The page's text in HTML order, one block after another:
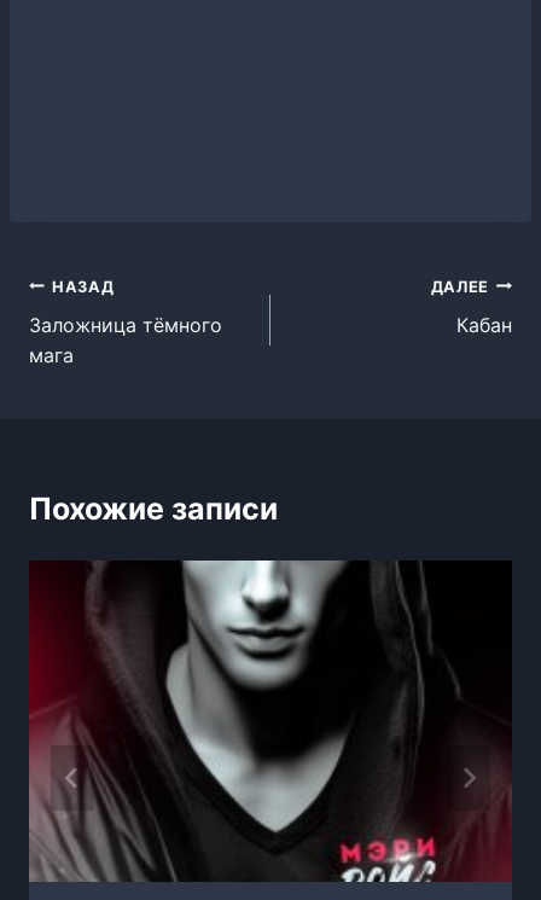
Навигация
по
НАЗАД
Заложница тёмного
мага
ДАЛЕЕ
Кабан
Похожие записи